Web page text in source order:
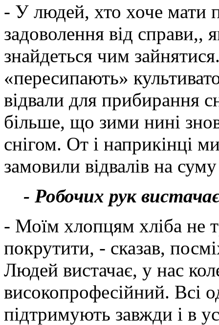
- У людей, хто хоче мати
задоволення від справи,,
знайдеться чим
«пересипають»
відвали для прибирання
більше, що зими нині
снігом. От і наприкінці
замовили відвалів на
- Робочих рук
- Моїм хлопцям хліба не
покрутити, - сказав,
Людей вистачає, у нас
високопрофесійний. Всі
підтримують завжди і в